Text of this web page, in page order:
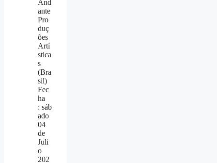
And
ante
Pro
duç
ões
Artí
stica
s
(Bra
sil)
Fec
ha
: sáb
ado
04
de
Juli
o
202